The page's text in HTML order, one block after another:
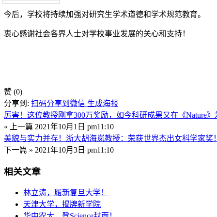
今后，学校将持续加强对研究生学术道德和学术规范教育。
衷心感谢社会各界人士对学校事业发展的关心和支持！
赞 (0)
分享到: 扫码分享到微信 生成海报
厉害！这位教授刚拿300万奖励，如今科研成果又在《Nature》
« 上一篇 2021年10月1日 pm11:10
美貌与实力并存！浙大胡海岚教授：荣获世界杰出女科学家奖！
下一篇 » 2021年10月3日 pm11:10
相关文章
林立涛，履新复旦大学！
天津大学，揭牌新学院